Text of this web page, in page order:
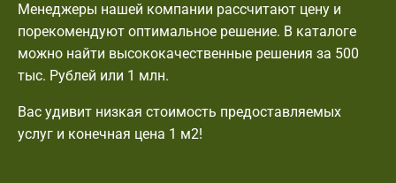
Менеджеры нашей компании рассчитают цену и
порекомендуют оптимальное решение. В каталоге
можно найти высококачественные решения за 500
тыс. Рублей или 1 млн.
Вас удивит низкая стоимость предоставляемых
услуг и конечная цена 1 м2!